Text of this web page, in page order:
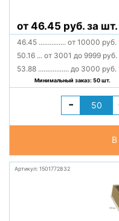
от 46.45 руб. за шт.
46.45 ............... от 10000 руб.
50.16 ... от 3001 до 9999 руб.
53.88 ................. до 3000 руб.
Минимальный заказ: 50 шт.
-
В
Артикул: 1501772832